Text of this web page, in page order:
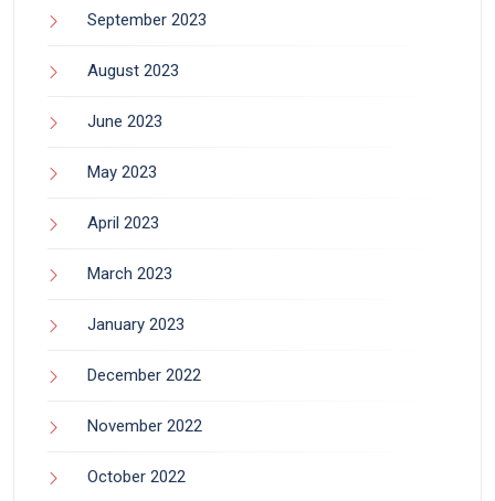
September 2023
August 2023
June 2023
May 2023
April 2023
March 2023
January 2023
December 2022
November 2022
October 2022